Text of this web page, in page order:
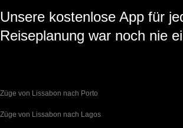
Unsere kostenlose App für
Reiseplanung war noch nie
Züge von Lissabon nach Porto
Züge von Lissabon nach Lagos